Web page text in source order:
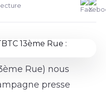
Rue) nous
presse